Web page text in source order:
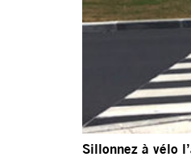
Sillonnez à vélo